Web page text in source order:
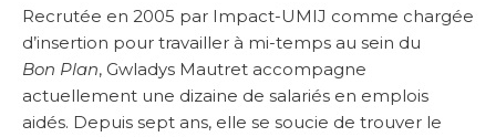
Recrutée en 2005 par Impact-UMIJ comme chargée
d’insertion pour travailler à mi-temps au sein du
Bon Plan, Gwladys Mautret accompagne
actuellement une dizaine de salariés en emplois
aidés. Depuis sept ans, elle se soucie de trouver le